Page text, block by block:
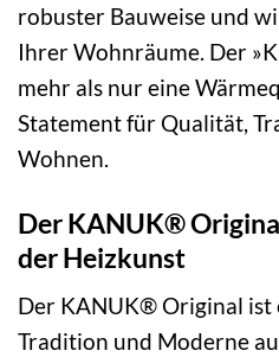
robuster Bauweise und
Ihrer Wohnräume. Der
mehr als nur eine
Statement für Qualität,
Wohnen.
Der KANUK®
der Heizkunst
Der KANUK® Original ist
Tradition und Moderne